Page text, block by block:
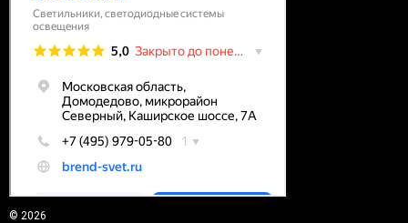
© 2026